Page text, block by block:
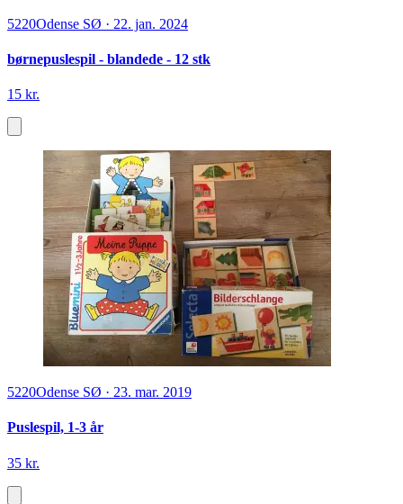
5220Odense SØ · 22. jan. 2024
børnepuslespil - blandede - 12 stk
15 kr.
5220Odense SØ · 23. mar. 2019
Puslespil, 1-3 år
35 kr.